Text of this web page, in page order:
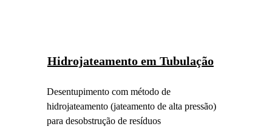
Desentupimento com método de
hidrojateamento (jateamento de alta pressão)
para desobstrução de resíduos
Hidrojateamento em Tubulação